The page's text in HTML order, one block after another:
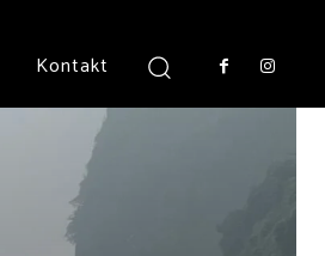
Kontakt